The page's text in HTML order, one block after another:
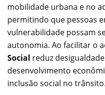
mobilidade urbana e no
permitindo que pessoas
vulnerabilidade possam
autonomia. Ao facilitar o
Social reduz
desenvolvimento
inclusão social no trânsito.